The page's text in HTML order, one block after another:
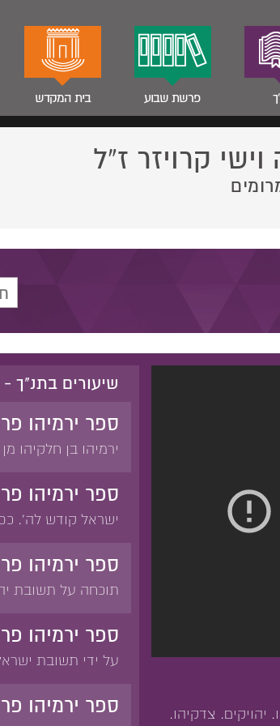
פרשת שבוע בית המקדש
קרויזר ז”ל
יהויקים. צדקיהו.
שיעורים בתנ"ך
ספר ירמיהו
ירמיהו בן חלקיהו
ידעתיך'. 'לא ידעתי
נפוח. 'מצפון תפתח
ספר ירמיהו
ישראל קודש לה'.
בעת צרה בלבד לא
לא תועיל. 'זכרתי
עשה עמי'.
ספר ירמיהו
תוכחה על תשובת
השבטים לשוב אל
מישראל. וידויו של
ספר ירמיהו
על ידי תשובת
הסיבה לחורבן.
ספר ירמיהו